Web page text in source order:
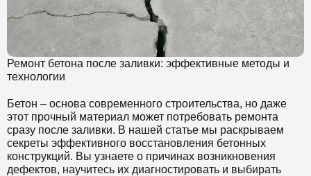
Ремонт бетона после заливки: эффективные методы и
технологии
Бетон – основа современного строительства, но даже
этот прочный материал может потребовать ремонта
сразу после заливки. В нашей статье мы раскрываем
секреты эффективного восстановления бетонных
конструкций. Вы узнаете о причинах возникновения
дефектов, научитесь их диагностировать и выбирать